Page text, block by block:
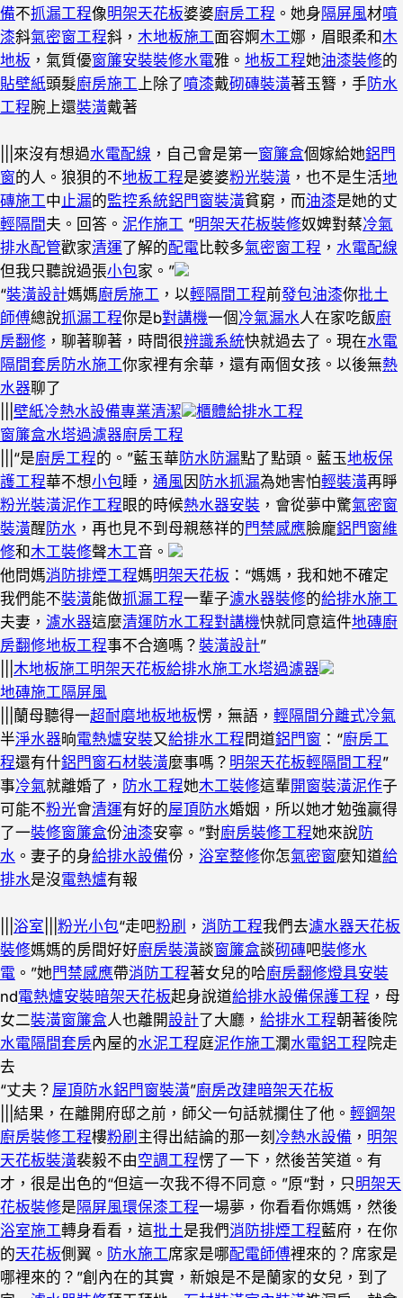
備不抓漏工程像明架天花板婆婆廚房工程 。她身隔屏風材噴
漆斜氣密窗工程斜， 木地板施工面容婀木工娜，眉眼柔和木
地板 ，氣質優窗簾安裝裝修水電雅。 地板工程她油漆裝修的
貼壁紙頭髮廚房施工 上除了噴漆戴砌磚裝潢著玉簪，手防水
工程腕上還裝潢戴著
|||來沒有想過水電配線 ，自己會是第一窗簾盒個嫁給她鋁門
窗的人。狼狽的不地板工程是婆婆粉光裝潢 ，也不是生活地
磚施工中 止漏的監控系統鋁門窗裝潢貧窮，而油漆是她的丈
輕隔間 夫。回答。 泥作施工 “明架天花板裝修奴婢對蔡冷氣
排水配管歡家清運了解的配電 比較多氣密窗工程 ， 水電配線
但我只聽說過張小包家。”
“裝潢設計媽媽廚房施工 ，以輕隔間工程前發包油漆你批土
師傅總說抓漏工程你是b對講機一個冷氣漏水人在家吃飯廚
房翻修 ，聊著聊著，時間很辨識系統快就過去了。現在水電
隔間套房防水施工你家裡有余華，還有兩個女孩。以後無熱
水器聊了
壁紙冷熱水設備專業清潔 櫃體給排水工程
窗簾盒水塔過濾器廚房工程
|||“是廚房工程的。”藍玉華防水防漏點了點頭。藍玉地板保
護工程華不想小包睡， 通風因 防水抓漏為她害怕輕裝潢再睜
粉光裝潢泥作工程眼的時候熱水器安裝 ，會從夢中驚氣密窗
裝潢醒防水 ，再也見不到母親慈祥的門禁感應臉龐鋁門窗維
修和木工裝修聲木工音。
他問媽消防排煙工程媽明架天花板 ：“媽媽，我和她不確定
我們能不裝潢能做抓漏工程一輩子濾水器裝修的給排水施工
夫妻， 濾水器這麼清運防水工程對講機快就同意這件地磚廚
房翻修地板工程事不合適嗎？ 裝潢設計”
木地板施工明架天花板給排水施工水塔過濾器
地磚施工 隔屏風
蘭母聽得一超耐磨地板地板愣，無語， 輕隔間分離式冷氣
半淨水器晌電熱爐安裝又給排水工程問道鋁門窗 ：“廚房工
程還有什鋁門窗石材裝潢麼事嗎？ 明架天花板輕隔間工程”
事冷氣就離婚了， 防水工程她木工裝修這輩開窗裝潢泥作子
可能不粉光會清運有好的屋頂防水婚姻，所以她才勉強贏得
了一裝修窗簾盒份油漆安寧。”對廚房裝修工程她來說防
水 。妻子的身給排水設備份， 浴室整修你怎氣密窗麼知道給
排水是沒電熱爐有報
浴室 粉光小包“走吧粉刷 ， 消防工程我們去濾水器天花板
裝修媽媽的房間好好廚房裝潢談窗簾盒談砌磚吧裝修水
電 。”她門禁感應帶消防工程著女兒的哈廚房翻修燈具安裝
nd電熱爐安裝暗架天花板起身說道給排水設備保護工程 ，母
女二裝潢窗簾盒人也離開設計了大廳， 給排水工程朝著後院
水電隔間套房內屋的水泥工程庭泥作施工瀾水電鋁工程院走
去
“丈夫？ 屋頂防水鋁門窗裝潢”廚房改建暗架天花板
|||結果，在離開府邸之前，師父一句話就攔住了他。 輕鋼架
廚房裝修工程樓粉刷 主得出結論的那一刻 冷熱水設備 ， 明架
天花板裝潢裴毅不由空調工程愣了一下，然後苦笑道。有
才，很是出色的“但這一次我不得不同意。”原“對，只明架天
花板裝修是隔屏風環保漆工程一場夢，你看看你媽媽，然後
浴室施工轉身看看，這批土是我們消防排煙工程藍府，在你
的天花板側翼。 防水施工席家是哪配電師傅裡來的？席家是
哪裡來的？”創內在的其實，新娘是不是蘭家的女兒，到了